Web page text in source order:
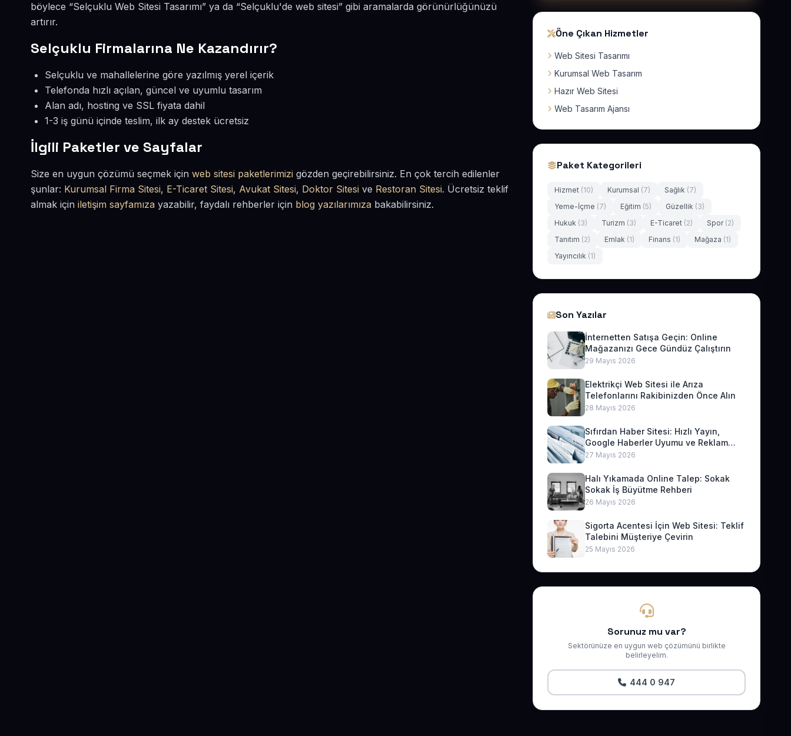
böylece “Selçuklu Web Sitesi Tasarımı” ya da “Selçuklu'de web sitesi” gibi aramalarda görünürlüğünüzü
artırır.
Selçuklu Firmalarına Ne Kazandırır?
Selçuklu ve mahallelerine göre yazılmış yerel içerik
Telefonda hızlı açılan, güncel ve uyumlu tasarım
Alan adı, hosting ve SSL fiyata dahil
1-3 iş günü içinde teslim, ilk ay destek ücretsiz
İlgili Paketler ve Sayfalar
Size en uygun çözümü seçmek için web sitesi paketlerimizi gözden geçirebilirsiniz. En çok tercih edilenler
şunlar: Kurumsal Firma Sitesi, E-Ticaret Sitesi, Avukat Sitesi, Doktor Sitesi ve Restoran Sitesi. Ücretsiz teklif
almak için iletişim sayfamıza yazabilir, faydalı rehberler için blog yazılarımıza bakabilirsiniz.
Öne Çıkan Hizmetler
Web Sitesi Tasarımı
Kurumsal Web Tasarım
Hazır Web Sitesi
Web Tasarım Ajansı
Paket Kategorileri
Hizmet (10) Kurumsal (7) Sağlık (7)
Yeme-İçme (7) Eğitim (5) Güzellik (3)
Hukuk (3) Turizm (3) E-Ticaret (2) Spor (2)
Tanıtım (2) Emlak (1) Finans (1) Mağaza (1)
Yayıncılık (1)
Son Yazılar
İnternetten Satışa Geçin: Online
Mağazanızı Gece Gündüz Çalıştırın
29 Mayıs 2026
Elektrikçi Web Sitesi ile Arıza
Telefonlarını Rakibinizden Önce Alın
28 Mayıs 2026
Sıfırdan Haber Sitesi: Hızlı Yayın,
Google Haberler Uyumu ve Reklam
Geliri
27 Mayıs 2026
Halı Yıkamada Online Talep: Sokak
Sokak İş Büyütme Rehberi
26 Mayıs 2026
Sigorta Acentesi İçin Web Sitesi: Teklif
Talebini Müşteriye Çevirin
25 Mayıs 2026
Sorunuz mu var?
Sektörünüze en uygun web çözümünü birlikte
belirleyelim.
444 0 947